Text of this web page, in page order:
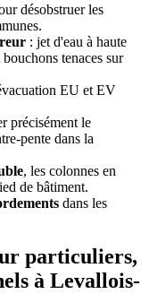
désobstruer les
: jet d'eau à haute
tenaces sur
EU et EV
précisément le
pente dans la
, les colonnes en
de bâtiment.
dans les
particuliers,
à Levallois-